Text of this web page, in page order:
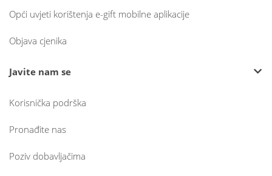
Opći uvjeti korištenja e-gift mobilne aplikacije
Objava cjenika
Javite nam se
Korisnička podrška
Pronađite nas
Poziv dobavljačima